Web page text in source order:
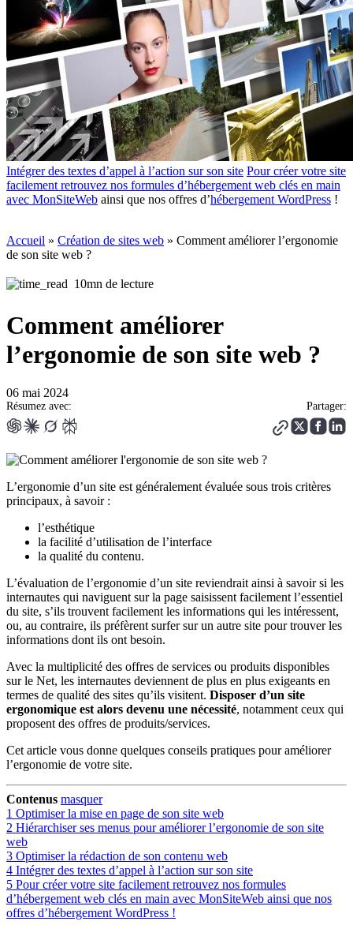
Intégrer des textes d’appel à l’action sur son site Pour créer votre site
facilement retrouvez nos formules d’hébergement web clés en main
avec MonSiteWeb ainsi que nos offres d’hébergement WordPress !
Accueil » Création de sites web » Comment améliorer l’ergonomie
de son site web ?
10mn de lecture
Comment améliorer
l’ergonomie de son site web ?
06 mai 2024
Résumez avec: Partager:
L’ergonomie d’un site est généralement évaluée sous trois critères
principaux, à savoir :
l’esthétique
la facilité d’utilisation de l’interface
la qualité du contenu.
L’évaluation de l’ergonomie d’un site reviendrait ainsi à savoir si les
internautes qui naviguent sur la page saisissent facilement l’essentiel
du site, s’ils trouvent facilement les informations qui les intéressent,
ou, au contraire, ils préfèrent surfer sur un autre site pour trouver les
informations dont ils ont besoin.
Avec la multiplicité des offres de services ou produits disponibles
sur le Net, les internautes deviennent de plus en plus exigeants en
termes de qualité des sites qu’ils visitent. Disposer d’un site
ergonomique est alors devenu une nécessité, notamment ceux qui
proposent des offres de produits/services.
Cet article vous donne quelques conseils pratiques pour améliorer
l’ergonomie de votre site.
Contenus masquer
1 Optimiser la mise en page de son site web
2 Hiérarchiser ses menus pour améliorer l’ergonomie de son site
web
3 Optimiser la rédaction de son contenu web
4 Intégrer des textes d’appel à l’action sur son site
5 Pour créer votre site facilement retrouvez nos formules
d’hébergement web clés en main avec MonSiteWeb ainsi que nos
offres d’hébergement WordPress !